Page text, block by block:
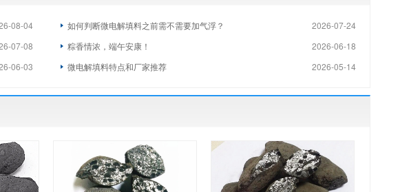
08-04 2026-07-24
如何判断微电解填料之前需不需要加气浮？
07-08
2026-06-18
粽香情浓，端午安康！
06-03
2026-05-14
微电解填料特点和厂家推荐